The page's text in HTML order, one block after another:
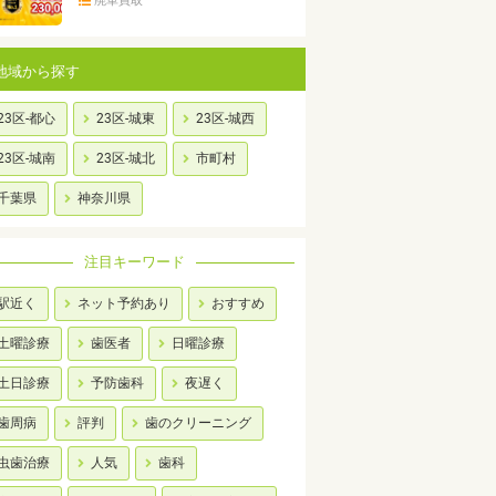
域から探す
区-都心 23区-城東 23区-城西
区-城南 23区-城北 市町村
葉県 神奈川県
注目キーワード
近く ネット予約あり おすすめ
曜診療 歯医者 日曜診療
日診療 予防歯科 夜遅く
周病 評判 歯のクリーニング
歯治療 人気 歯科